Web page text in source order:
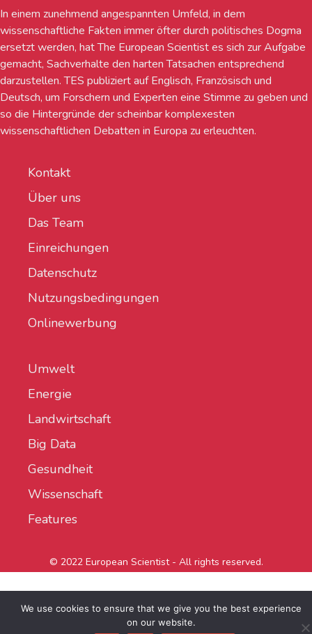
In einem zunehmend angespannten Umfeld, in dem
wissenschaftliche Fakten immer öfter durch politisches Dogma
ersetzt werden, hat The European Scientist es sich zur Aufgabe
gemacht, Sachverhalte den harten Tatsachen entsprechend
darzustellen. TES publiziert auf Englisch, Französisch und
Deutsch, um Forschern und Experten eine Stimme zu geben und
so die Hintergründe der scheinbar komplexesten
wissenschaftlichen Debatten in Europa zu erleuchten.
Kontakt
Über uns
Das Team
Einreichungen
Datenschutz
Nutzungsbedingungen
Onlinewerbung
Umwelt
Energie
Landwirtschaft
Big Data
Gesundheit
Wissenschaft
Features
© 2022 European Scientist - All rights reserved.
We use cookies to ensure that we give you the best experience
on our website.